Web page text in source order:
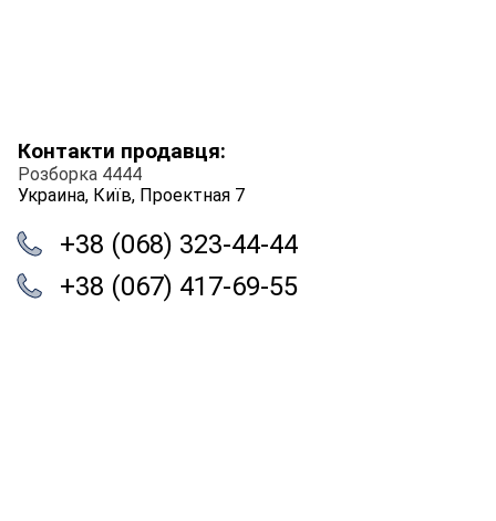
Контакти продавця:
Розборка 4444
Украина, Київ, Проектная 7
+38 (068) 323-44-44
+38 (067) 417-69-55